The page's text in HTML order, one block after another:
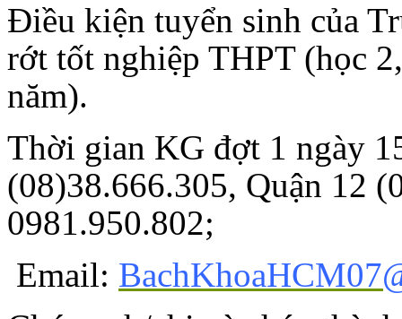
Điều kiện tuyển sinh của
rớt tốt nghiệp THPT (học
năm).
Thời gian KG đợt 1 ngày
(08)38.666.305, Quận 12
0981.950.802;
Email: